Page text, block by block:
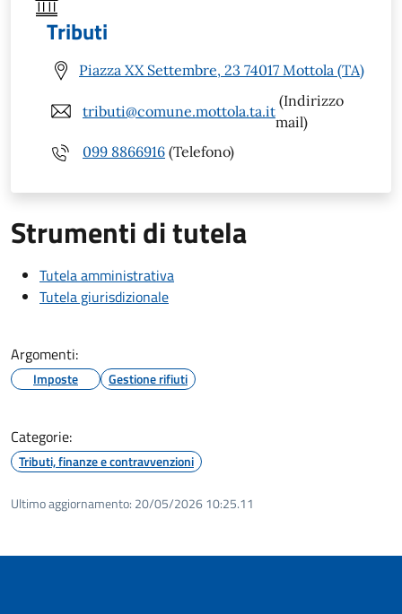
Tributi
Piazza XX Settembre, 23 74017 Mottola (TA)
tributi@comune.mottola.ta.it
(Indirizzo
mail)
099 8866916 (Telefono)
Strumenti di tutela
Tutela amministrativa
Tutela giurisdizionale
Argomenti:
Imposte Gestione rifiuti
Categorie:
Tributi, finanze e contravvenzioni
Ultimo aggiornamento: 20/05/2026 10:25.11